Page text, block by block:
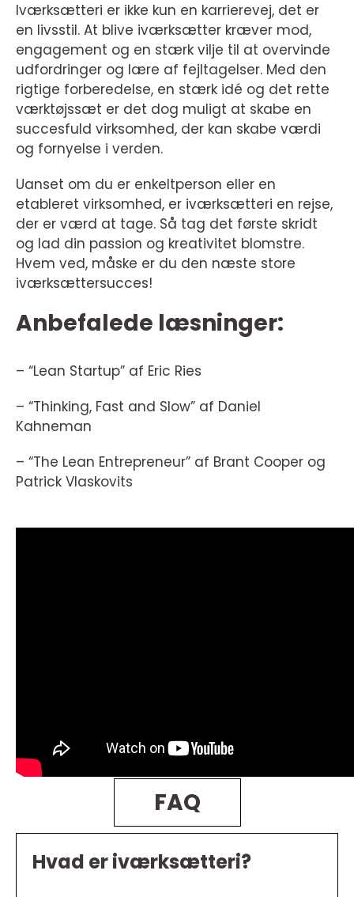
Iværksætteri er ikke kun en karrierevej, det er
en livsstil. At blive iværksætter kræver mod,
engagement og en stærk vilje til at overvinde
udfordringer og lære af fejltagelser. Med den
rigtige forberedelse, en stærk idé og det rette
værktøjssæt er det dog muligt at skabe en
succesfuld virksomhed, der kan skabe værdi
og fornyelse i verden.
Uanset om du er enkeltperson eller en
etableret virksomhed, er iværksætteri en rejse,
der er værd at tage. Så tag det første skridt
og lad din passion og kreativitet blomstre.
Hvem ved, måske er du den næste store
iværksættersucces!
Anbefalede læsninger:
– “Lean Startup” af Eric Ries
– “Thinking, Fast and Slow” af Daniel
Kahneman
– “The Lean Entrepreneur” af Brant Cooper og
Patrick Vlaskovits
FAQ
Hvad er iværksætteri?